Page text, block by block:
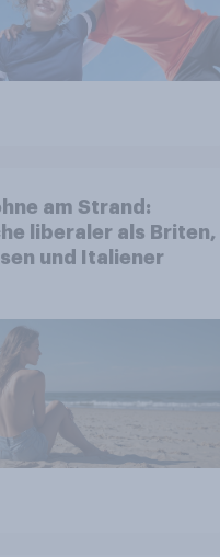
am Strand:
liberaler als Briten,
und Italiener